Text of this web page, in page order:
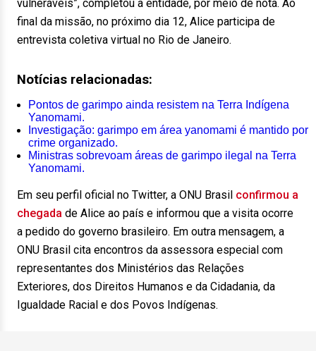
vulneráveis”, completou a entidade, por meio de nota. Ao
final da missão, no próximo dia 12, Alice participa de
entrevista coletiva virtual no Rio de Janeiro.
Notícias relacionadas:
Pontos de garimpo ainda resistem na Terra Indígena
Yanomami.
Investigação: garimpo em área yanomami é mantido por
crime organizado.
Ministras sobrevoam áreas de garimpo ilegal na Terra
Yanomami.
Em seu perfil oficial no Twitter, a ONU Brasil confirmou a
chegada de Alice ao país e informou que a visita ocorre
a pedido do governo brasileiro. Em outra mensagem, a
ONU Brasil cita encontros da assessora especial com
representantes dos Ministérios das Relações
Exteriores, dos Direitos Humanos e da Cidadania, da
Igualdade Racial e dos Povos Indígenas.